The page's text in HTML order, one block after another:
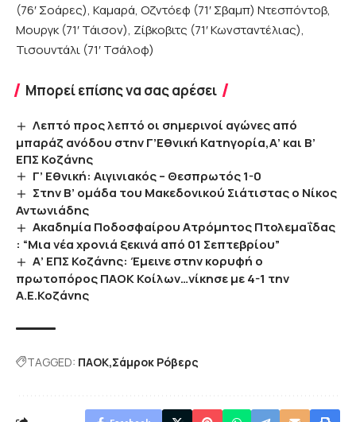
(76′ Σοάρες), Καμαρά, Οζντόεφ (71′ Σβαμπ) Ντεσπόντοβ,
Μουργκ (71′ Τάισον), Ζίβκοβιτς (71′ Κωνσταντέλιας),
Τισουντάλι (71′ Τσάλοφ)
Μπορεί επίσης να σας αρέσει
Λεπτό προς λεπτό οι σημερινοί αγώνες από
μπαράζ ανόδου στην Γ’Εθνική Κατηγορία,Α’ και Β’
ΕΠΣ Κοζάνης
Γ’ Εθνική: Αιγινιακός – Θεσπρωτός 1-0
Στην Β’ ομάδα του Μακεδονικού Σιάτιστας ο Νίκος
Αντωνιάδης
Ακαδημία Ποδοσφαίρου Ατρόμητος Πτολεμαΐδας
: “Μια νέα χρονιά ξεκινά από 01 Σεπτεβρίου”
Α’ ΕΠΣ Κοζάνης: Έμεινε στην κορυφή ο
πρωτοπόρος ΠΑΟΚ Κοίλων…νίκησε με 4-1 την
Α.Ε.Κοζάνης
TAGGED: ΠΑΟΚ Σάμροκ Ρόβερς